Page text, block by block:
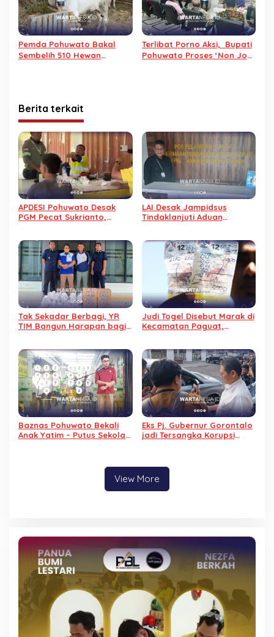
Pemda Pohuwato Bakal
Sembelih 510 Hewan
Terlibat Porno Aksi, Bupati
Pohuwato Proses ‘Non Job’
Berita terkait
APDESI Pohuwato Desak
PGM Pecat Sukrianto,
LAI Desak Jampidsus
Tindaklanjuti Aduan
Tani
Tak Sekadar Berbagi, YR
TIM Bangun Harapan bagi
Judi Togel Disebut Marak di
Kecamatan Paguat,
Baznas Pohuwato Bekali
Anak Yatim – Putus Sekolah
Eks Pj. Gubernur Gorontalo
jadi Tersangka Korupsi
View More